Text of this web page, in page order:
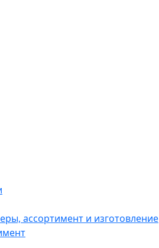
ассортимент и изготовление